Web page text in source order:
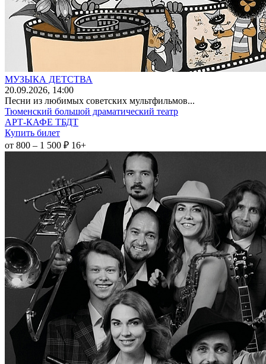
МУЗЫКА ДЕТСТВА
20.09.2026, 14:00
Песни из любимых советских мультфильмов...
Тюменский большой драматический театр
АРТ-КАФЕ ТБДТ
Купить билет
от 800 – 1 500 ₽ 16+